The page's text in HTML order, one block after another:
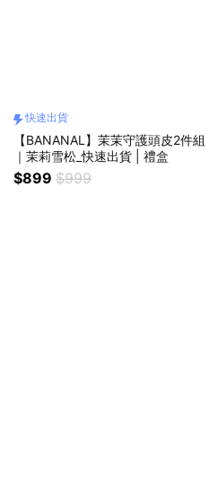
快速出貨
【BANANAL】茉茉守護頭皮2件
｜茉莉雪松_快速出貨 | 禮盒
$899 $999